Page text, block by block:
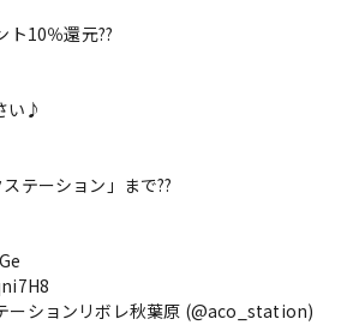
ト10％還元??
い♪
テーション」まで??
ーションリボレ秋葉原 (@aco_station)